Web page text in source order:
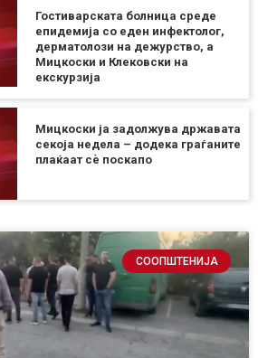
Гостиварската болница среде
епидемија со еден инфектолог,
дерматолози на дежурство, а
Мицкоски и Клековски на
екскурзија
Мицкоски ја задолжува државата
секоја недела – додека граѓаните
плаќаат сѐ поскапо
СООПШТЕНИЈА